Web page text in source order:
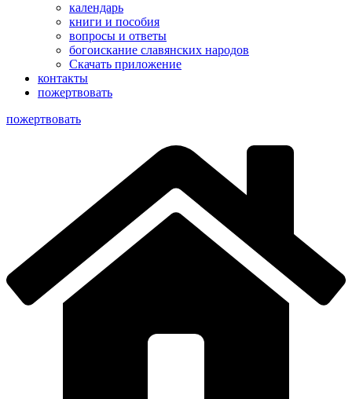
календарь
книги и пособия
вопросы и ответы
богоискание славянских народов
Скачать приложение
контакты
пожертвовать
пoжертвовать